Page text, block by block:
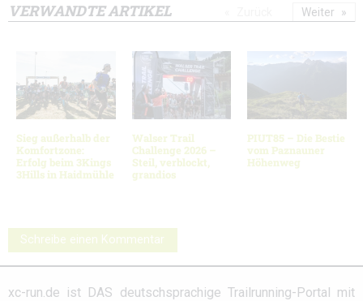
VERWANDTE ARTIKEL
Sieg außerhalb der
Komfortzone:
Erfolg beim 3Kings
3Hills in Haidmühle
Walser Trail
Challenge 2026 –
Steil, verblockt,
grandios
PIUT85 – Die Bestie
vom Paznauner
Höhenweg
Weiter
Schreibe einen Kommentar
xc-run.de ist DAS deutschsprachige Trailrunning-Portal mit